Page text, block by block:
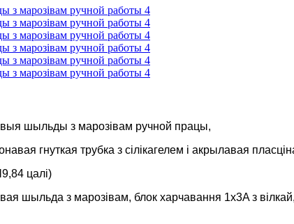
шыльды з марозівам ручной працы,
гнуткая трубка з сілікагелем і акрылавая
цалі)
шыльда з марозівам, блок харчавання 1x3A з